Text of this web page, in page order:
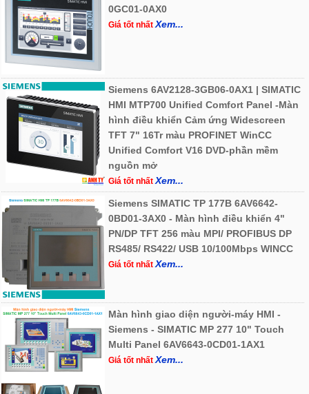
0GC01-0AX0
Giá tốt nhấtXem...
Siemens 6AV2128-3GB06-0AX1 | SIMATIC
HMI MTP700 Unified Comfort Panel -Màn
hình điều khiển Cảm ứng Widescreen
TFT 7" 16Tr màu PROFINET WinCC
Unified Comfort V16 DVD-phần mềm
nguồn mở
Giá tốt nhấtXem...
Siemens SIMATIC TP 177B 6AV6642-
0BD01-3AX0 - Màn hình điều khiển 4"
PN/DP TFT 256 màu MPI/ PROFIBUS DP
RS485/ RS422/ USB 10/100Mbps WINCC
Giá tốt nhấtXem...
Màn hình giao diện người-máy HMI -
Siemens - SIMATIC MP 277 10" Touch
Multi Panel 6AV6643-0CD01-1AX1
Giá tốt nhấtXem...